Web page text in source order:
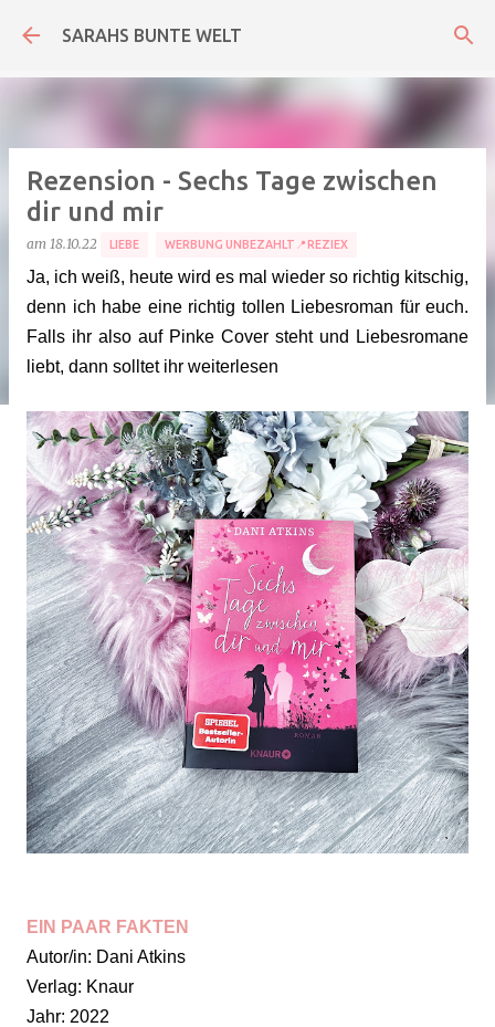
Direkt zum Hauptbereich
SARAHS BUNTE WELT
Rezension - Sechs Tage zwischen
dir und mir
am 18.10.22 LIEBE WERBUNG UNBEZAHLT📍REZIEX
Ja, ich weiß, heute wird es mal wieder so richtig kitschig,
denn ich habe eine richtig tollen Liebesroman für euch.
Falls ihr also auf Pinke Cover steht und Liebesromane
liebt, dann solltet ihr weiterlesen
EIN PAAR FAKTEN
Autor/in: Dani Atkins
Verlag: Knaur
Jahr: 2022